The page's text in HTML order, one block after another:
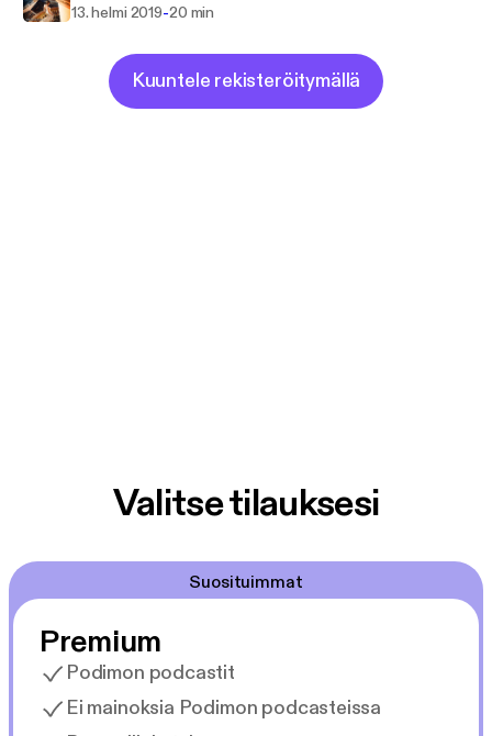
13. helmi 2019-20 min
Kuuntele rekisteröitymällä
Valitse tilauksesi
Suosituimmat
Premium
Podimon podcastit
Ei mainoksia Podimon podcasteissa